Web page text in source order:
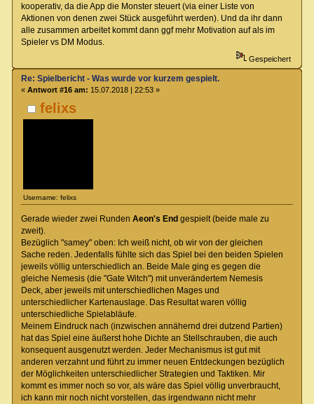
kooperativ, da die App die Monster steuert (via einer Liste von
Aktionen von denen zwei Stück ausgeführt werden). Und da ihr dann
alle zusammen arbeitet kommt dann ggf mehr Motivation auf als im
Spieler vs DM Modus.
Gespeichert
felixs
Username: felixs
Re: Spielbericht - Was wurde vor kurzem gespielt.
« Antwort #16 am: 15.07.2018 | 22:53 »
Gerade wieder zwei Runden Aeon's End gespielt (beide male zu
zweit).
Bezüglich "samey" oben: Ich weiß nicht, ob wir von der gleichen
Sache reden. Jedenfalls fühlte sich das Spiel bei den beiden Spielen
jeweils völlig unterschiedlich an. Beide Male ging es gegen die
gleiche Nemesis (die "Gate Witch") mit unverändertem Nemesis
Deck, aber jeweils mit unterschiedlichen Mages und
unterschiedlicher Kartenauslage. Das Resultat waren völlig
unterschiedliche Spielabläufe.
Meinem Eindruck nach (inzwischen annähernd drei dutzend Partien)
hat das Spiel eine äußerst hohe Dichte an Stellschrauben, die auch
konsequent ausgenutzt werden. Jeder Mechanismus ist gut mit
anderen verzahnt und führt zu immer neuen Entdeckungen bezüglich
der Möglichkeiten unterschiedlicher Strategien und Taktiken. Mir
kommt es immer noch so vor, als wäre das Spiel völlig unverbraucht,
ich kann mir noch nicht vorstellen, das irgendwann nicht mehr